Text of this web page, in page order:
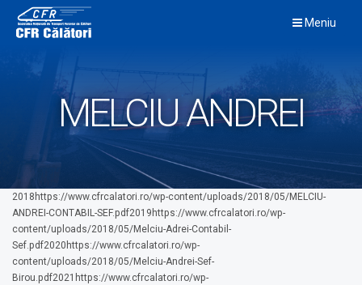
content
Meniu
MELCIU ANDREI
2018https://www.cfrcalatori.ro/wp-content/uploads/2018/05/MELCIU-
ANDREI-CONTABIL-SEF.pdf2019https://www.cfrcalatori.ro/wp-
content/uploads/2018/05/Melciu-Adrei-Contabil-
Sef.pdf2020https://www.cfrcalatori.ro/wp-
content/uploads/2018/05/Melciu-Andrei-Sef-
Birou.pdf2021https://www.cfrcalatori.ro/wp-